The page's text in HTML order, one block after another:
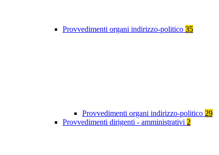
Provvedimenti organi indirizzo-politico 35
Provvedimenti organi indirizzo-politico 29
Provvedimenti dirigenti - amministrativi 2